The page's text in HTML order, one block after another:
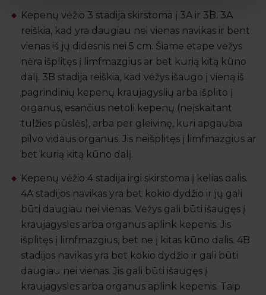
Kepenų vėžio 3 stadija skirstoma į 3A ir 3B. 3A
reiškia, kad yra daugiau nei vienas navikas ir bent
vienas iš jų didesnis nei 5 cm. Šiame etape vėžys
nėra išplitęs į limfmazgius ar bet kurią kitą kūno
dalį. 3B stadija reiškia, kad vėžys išaugo į vieną iš
pagrindinių kepenų kraujagyslių arba išplito į
organus, esančius netoli kepenų (neįskaitant
tulžies pūslės), arba per gleivinę, kuri apgaubia
pilvo vidaus organus. Jis neišplitęs į limfmazgius ar
bet kurią kitą kūno dalį.
Kepenų vėžio 4 stadija irgi skirstoma į kelias dalis.
4A stadijos navikas yra bet kokio dydžio ir jų gali
būti daugiau nei vienas. Vėžys gali būti išaugęs į
kraujagysles arba organus aplink kepenis. Jis
išplitęs į limfmazgius, bet ne į kitas kūno dalis. 4B
stadijos navikas yra bet kokio dydžio ir gali būti
daugiau nei vienas. Jis gali būti išaugęs į
kraujagysles arba organus aplink kepenis. Taip